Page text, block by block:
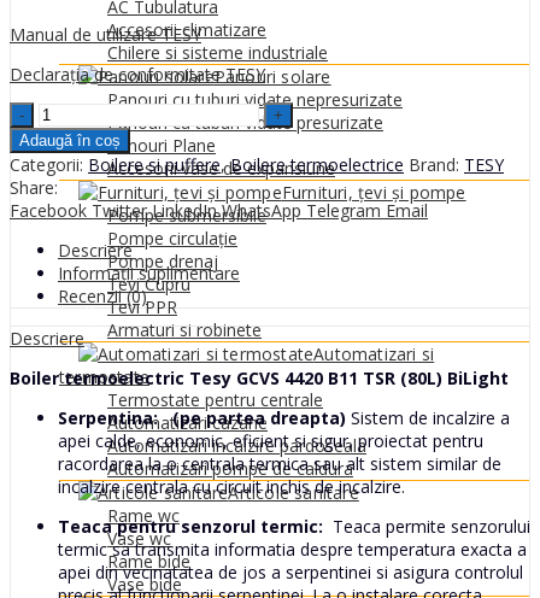
AC Tubulatura
Accesorii climatizare
Chilere si sisteme industriale
Panouri solare
Panouri cu tuburi vidate nepresurizate
Panouri cu tuburi vidate presurizate
Panouri Plane
Accesorii vase de expansiune
Furnituri, țevi și pompe
Pompe submersibile
Pompe circulație
Pompe drenaj
Tevi Cupru
Tevi PPR
Armaturi si robinete
Automatizari si
termostate
Termostate pentru centrale
Automatizari cazane
Automatizari incalzire pardoseala
Automatizari pompe de caldura
Articole sanitare
Rame wc
Vase wc
Rame bide
Vase bide
Manual de utilizare TESY
Declarația de conformitate TESY
Boiler
termoelectric
Tesy
GCVS
4420
B11
TSR
(80L)
BiLight
Adaugă în coș
Categorii: Boilere si puffere,Boilere termoelectrice Brand: TESY
Share:
Facebook Twitter LinkedIn WhatsApp Telegram Email
Descriere
Informații suplimentare
Recenzii (0)
Descriere
Boiler termoelectric Tesy GCVS 4420 B11 TSR (80L) BiLight
Serpentina: (pe partea dreapta) Sistem de incalzire a
apei calde, economic, eficient si sigur, proiectat pentru
racordarea la o centrala termica sau alt sistem similar de
incalzire centrala cu circuit inchis de incalzire.
Teaca pentru senzorul termic: Teaca permite senzorului
termic sa transmita informatia despre temperatura exacta a
apei din vecinatatea de jos a serpentinei si asigura controlul